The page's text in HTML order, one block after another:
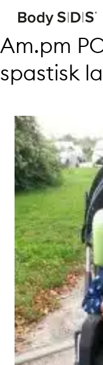
indhold
Am.pm
spastisk